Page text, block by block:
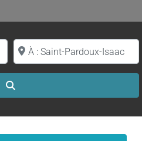
nom
Proche de (ville ou région)